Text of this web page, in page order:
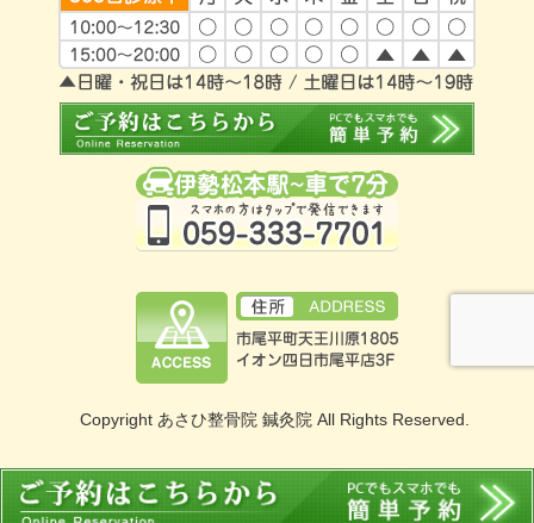
Copyright あさひ整骨院 鍼灸院 All Rights Reserved.